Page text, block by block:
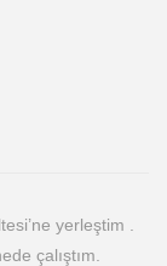
yerleştim .
çalıştım.